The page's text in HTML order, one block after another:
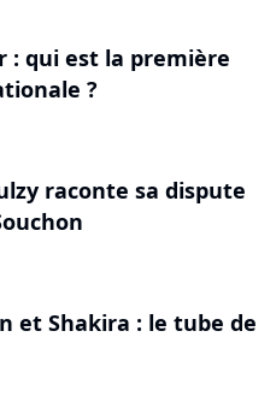
: qui est la première
?
raconte sa dispute
et Shakira : le tube de